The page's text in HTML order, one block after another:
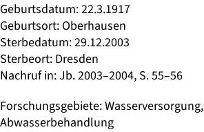
Geburtsdatum:22.3.1917
Geburtsort: Oberhausen
Sterbedatum:29.12.2003
Sterbeort: Dresden
Nachruf in:Jb. 2003–2004, S. 55–56
Forschungsgebiete:Wasserversorgung,
Abwasserbehandlung